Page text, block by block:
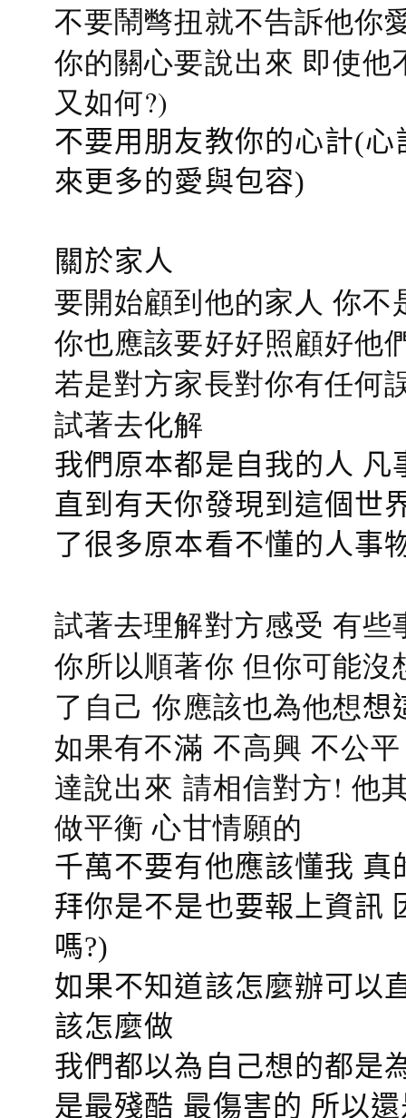
不要鬧彆扭就不告訴他你
你的關心要說出來 即使
又如何?)
不要用朋友教你的心計(
來更多的愛與包容)
關於家人
要開始顧到他的家人 你
你也應該要好好照顧好他
若是對方家長對你有任何
試著去化解
我們原本都是自我的人
直到有天你發現到這個世
了很多原本看不懂的人事
試著去理解對方感受 有
你所以順著你 但你可能
了自己 你應該也為他想想
如果有不滿 不高興 不公
達說出來 請相信對方! 他
做平衡 心甘情願的
千萬不要有他應該懂我
拜你是不是也要報上資訊
嗎?)
如果不知道該怎麼辦可以
該怎麼做
我們都以為自己想的都是
是最殘酷 最傷害的 所以